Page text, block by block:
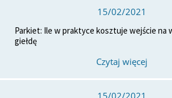
15/02/2021
Parkiet: Ile w praktyce kosztuje wejście na
giełdę
Czytaj więcej